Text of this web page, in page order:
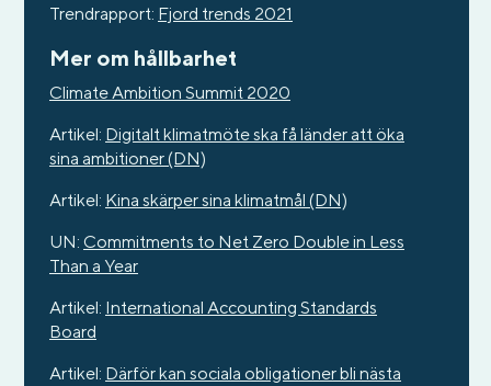
Trendrapport: Fjord trends 2021
Mer om hållbarhet
Climate Ambition Summit 2020
Artikel: Digitalt klimatmöte ska få länder att öka
sina ambitioner (DN)
Artikel: Kina skärper sina klimatmål (DN)
UN: Commitments to Net Zero Double in Less
Than a Year
Artikel: International Accounting Standards
Board
Artikel: Därför kan sociala obligationer bli nästa